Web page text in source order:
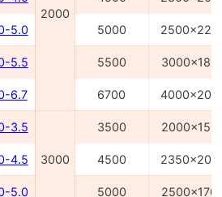
2000
5.0 5000
5.5 5500
6.7 6700
3.5
3000
3500
4.5 4500
5.0 5000